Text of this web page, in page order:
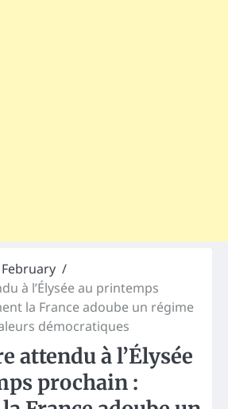
February
à l’Élysée au printemps
la France adoube un régime
démocratiques
attendu à l’Élysée
prochain :